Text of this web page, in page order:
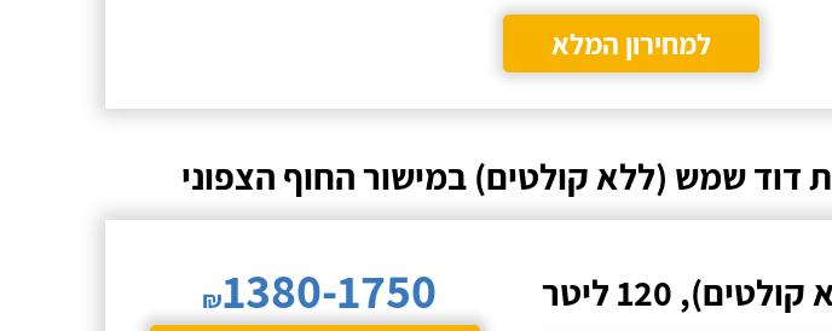
למחירון המלא
דוד שמש (ללא קולטים) במישור החוף הצפוני
120 ליטר ₪1380-1750